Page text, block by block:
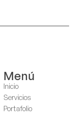
Menú
Inicio
Servicios
Portafolio